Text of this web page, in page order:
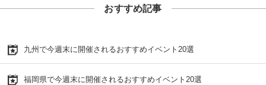
おすすめ記事
九州で今週末に開催されるおすすめイベント20選
福岡県で今週末に開催されるおすすめイベント20選